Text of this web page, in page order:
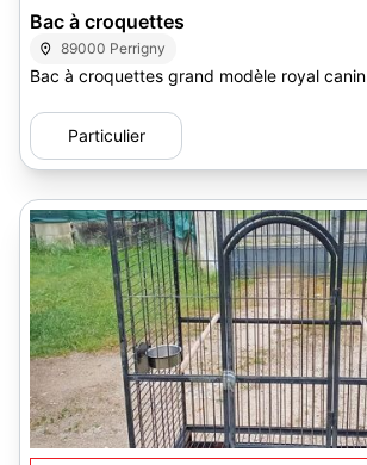
Bac à croquettes
89000 Perrigny
Bac à croquettes grand modèle royal canin
Particulier